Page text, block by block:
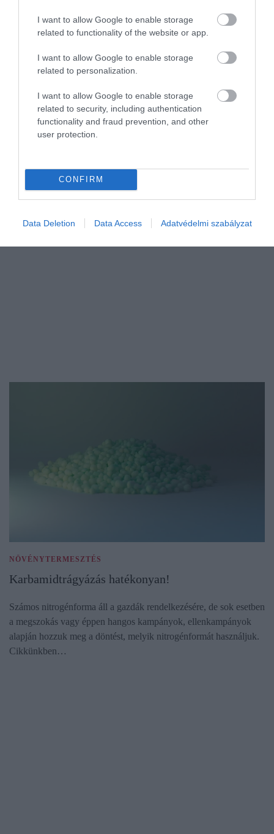
I want to allow Google to enable storage
related to functionality of the website or app.
I want to allow Google to enable storage
related to personalization.
I want to allow Google to enable storage
related to security, including authentication
functionality and fraud prevention, and other
user protection.
CONFIRM
Data Deletion Data Access Adatvédelmi szabályzat
NÖVÉNYTERMESZTÉS
Nitrogén fejtrágyázás hatékonyan!
búza és repce hatékony tavaszi N-fejtrágyázását! Mutatjuk,
hogyan!
NÖVÉNYTERMESZTÉS
Karbamidtrágyázás hatékonyan!
Számos nitrogénforma áll a gazdák rendelkezésére, de sok esetben
a megszokás vagy éppen hangos kampányok, ellenkampányok
alapján hozzuk meg a döntést, melyik nitrogénformát használjuk.
Cikkünkben…